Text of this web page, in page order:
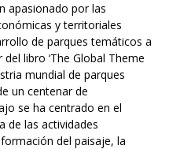
apasionado por las
y territoriales
de parques temáticos a
libro ‘The Global Theme
mundial de parques
un centenar de
se ha centrado en el
de las actividades
del paisaje, la